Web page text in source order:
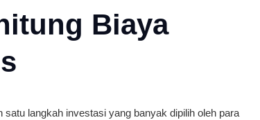
Biaya
langkah investasi yang banyak dipilih oleh para